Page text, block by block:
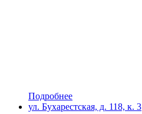
Подробнее
ул. Бухарестская, д. 118, к. 3